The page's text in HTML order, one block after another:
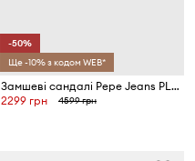
-50%
Ще -10% з кодом WEB*
Замшеві сандалі Pepe Jeans PLS90660
2299 грн
4599 грн